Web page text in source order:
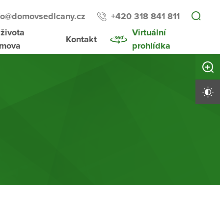
+420 318 841 811
Kontakt
Virtuální
prohlídka